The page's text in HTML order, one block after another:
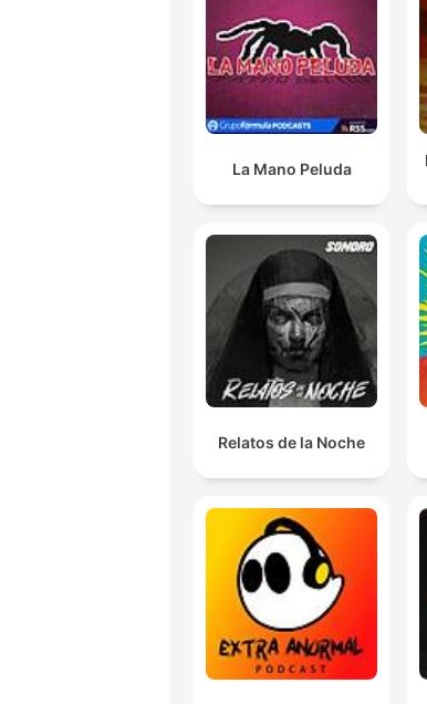
La Mano Peluda
Relatos de la Noche